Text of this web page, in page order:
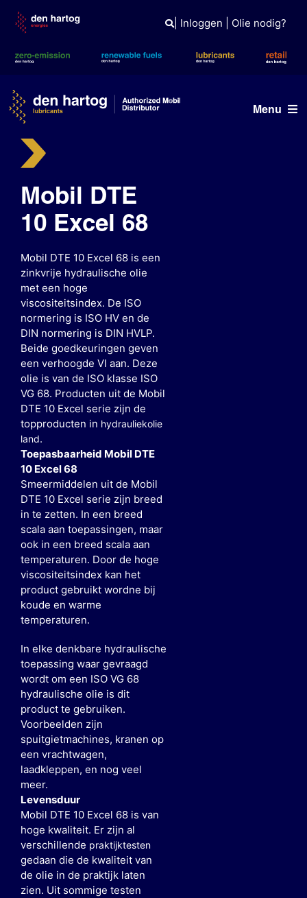
content
| Inloggen Olie nodig?
Menu
Producten
Referenties
Branches
Kennisbank
Mobil DTE
10 Excel 68
Mobil DTE 10 Excel 68 is een
zinkvrije hydraulische olie
met een hoge
viscositeitsindex. De ISO
normering is ISO HV en de
DIN normering is DIN HVLP.
Beide goedkeuringen geven
een verhoogde VI aan. Deze
olie is van de ISO klasse ISO
VG 68. Producten uit de Mobil
DTE 10 Excel serie zijn de
topproducten in hydrauliekolie
land.
Toepasbaarheid Mobil DTE
10 Excel 68
Smeermiddelen uit de Mobil
DTE 10 Excel serie zijn breed
in te zetten. In een breed
scala aan toepassingen, maar
ook in een breed scala aan
temperaturen. Door de hoge
viscositeitsindex kan het
product gebruikt wordne bij
koude en warme
temperaturen.
In elke denkbare hydraulische
toepassing waar gevraagd
wordt om een ISO VG 68
hydraulische olie is dit
product te gebruiken.
Voorbeelden zijn
spuitgietmachines, kranen op
een vrachtwagen,
laadkleppen, en nog veel
meer.
Levensduur
Mobil DTE 10 Excel 68 is van
hoge kwaliteit. Er zijn al
verschillende praktijktesten
gedaan die de kwaliteit van
de olie in de praktijk laten
zien. Uit sommige testen